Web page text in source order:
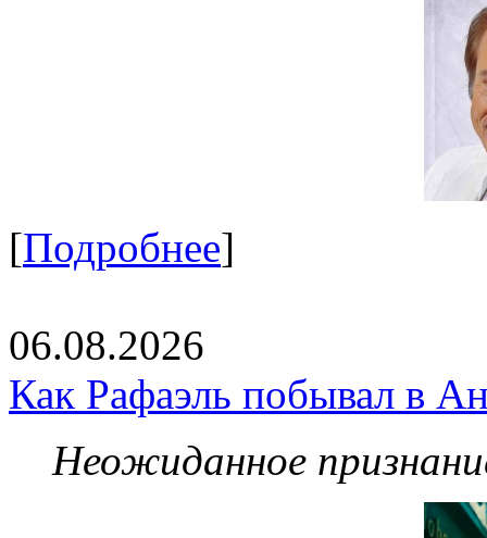
[Подробнее]
06.08.2026
Как Рафаэль побывал в
Неожиданное